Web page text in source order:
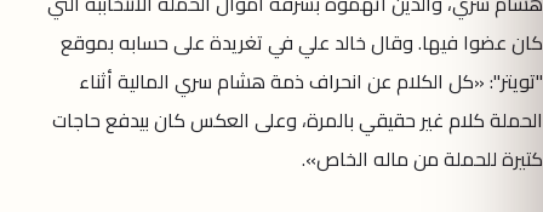
كان عضوا فيها. وقال خالد علي في تغريدة على حسابه بموقع
"تويتر": «كل الكلام عن انحراف ذمة هشام سري المالية أثناء
الحملة كلام غير حقيقي بالمرة، وعلى العكس كان بيدفع حاجات
كتيرة للحملة من ماله الخاص».